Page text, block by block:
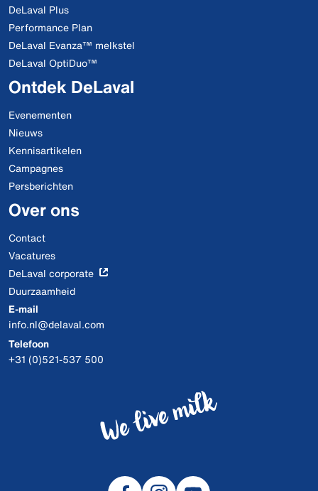
DeLaval Plus
Performance Plan
DeLaval Evanza™ melkstel
DeLaval OptiDuo™
Ontdek DeLaval
Evenementen
Nieuws
Kennisartikelen
Campagnes
Persberichten
Over ons
Contact
Vacatures
DeLaval corporate
Duurzaamheid
E-mail
info.nl@delaval.com
Telefoon
+31 (0)521-537 500